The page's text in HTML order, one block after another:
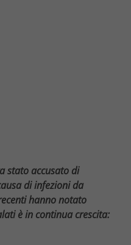
stato accusato di
di infezioni da
hanno notato
è in continua crescita: